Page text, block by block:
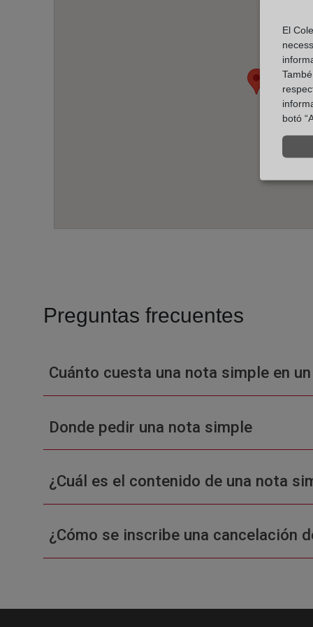
Preguntas frecuentes
Cuánto cuesta una nota simple en
Donde pedir una nota simple
¿Cuál es el contenido de una nota
¿Cómo se inscribe una cancelación
El
botó